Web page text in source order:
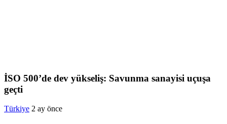
İSO 500’de dev yükseliş: Savunma sanayisi uçuşa
geçti
Türkiye 2 ay önce